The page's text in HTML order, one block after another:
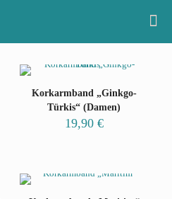
Korkarmband „Ginkgo-
Türkis“ (Damen)
19,90 €